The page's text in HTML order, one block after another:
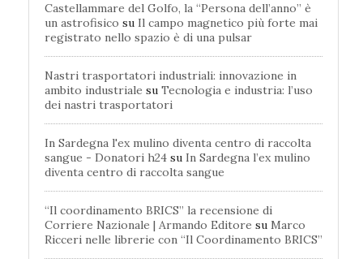
Castellammare del Golfo, la “Persona dell’anno” è
un astrofisico su Il campo magnetico più forte mai
registrato nello spazio è di una pulsar
Nastri trasportatori industriali: innovazione in
ambito industriale su Tecnologia e industria: l’uso
dei nastri trasportatori
In Sardegna l'ex mulino diventa centro di raccolta
sangue - Donatori h24 su In Sardegna l’ex mulino
diventa centro di raccolta sangue
“Il coordinamento BRICS” la recensione di
Corriere Nazionale | Armando Editore su Marco
Ricceri nelle librerie con “Il Coordinamento BRICS”